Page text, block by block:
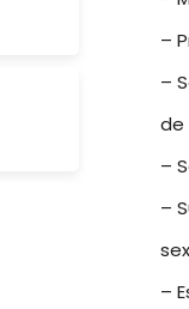
–
–
de
–
–
–